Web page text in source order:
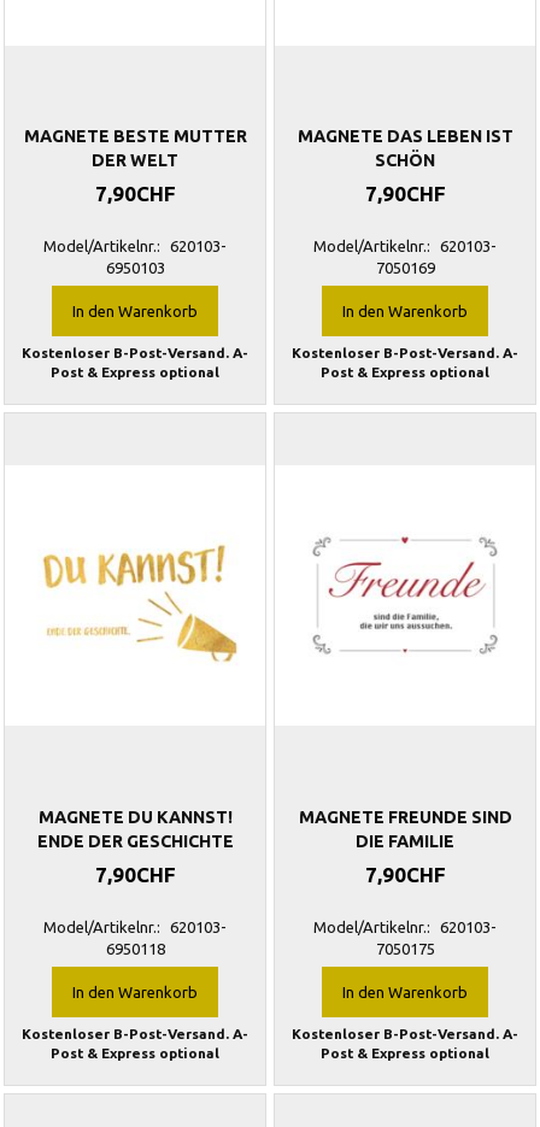
MAGNETE BESTE MUTTER
DER WELT
7,90CHF
Model/Artikelnr.:
620103-
6950103
In den Warenkorb
Kostenloser B-Post-Versand. A-
Post & Express optional
MAGNETE DAS LEBEN IST
SCHÖN
7,90CHF
Model/Artikelnr.:
620103-
7050169
In den Warenkorb
Kostenloser B-Post-Versand. A-
Post & Express optional
MAGNETE DU KANNST!
ENDE DER GESCHICHTE
7,90CHF
Model/Artikelnr.:
620103-
6950118
In den Warenkorb
Kostenloser B-Post-Versand. A-
Post & Express optional
MAGNETE FREUNDE SIND
DIE FAMILIE
7,90CHF
Model/Artikelnr.:
620103-
7050175
In den Warenkorb
Kostenloser B-Post-Versand. A-
Post & Express optional